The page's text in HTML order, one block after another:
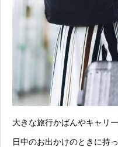
大きな旅行かばんやキャリ
日中のお出かけのときに持